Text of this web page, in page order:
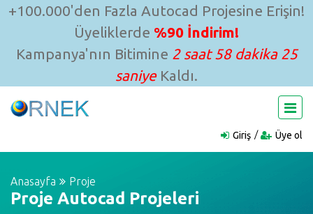
+100.000'den Fazla Autocad Projesine Erişin!
Üyeliklerde %90 İndirim!
Kampanya'nın Bitimine 2 saat 58 dakika 24
saniyeKaldı.
Giriş Üye ol
Anasayfa Proje
Proje Autocad Projeleri